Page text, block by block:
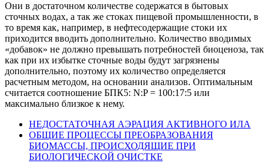
Они в достаточном количестве содержатся в бытовых
сточных водах, а так же стоках пищевой промышленности, в
то время как, например, в нефтесодержащие стоки их
приходится вводить дополнительно. Количество вводимых
«добавок» не должно превышать потребностей биоценоза, так
как при их избытке сточные воды будут загрязнены
дополнительно, поэтому их количество определяется
расчетным методом, на основании анализов. Оптимальным
считается соотношение БПК5: N:P = 100:17:5 или
максимально близкое к нему.
НЕДОСТАТОЧНАЯ АЭРАЦИЯ АКТИВНОГО ИЛА
ОБЩИЕ ПРОЦЕССЫ ПРЕОБРАЗОВАНИЯ
БИОМАССЫ, ПРОИСХОДЯЩИЕ ПРИ
БИОЛОГИЧЕСКОЙ ОЧИСТКЕ